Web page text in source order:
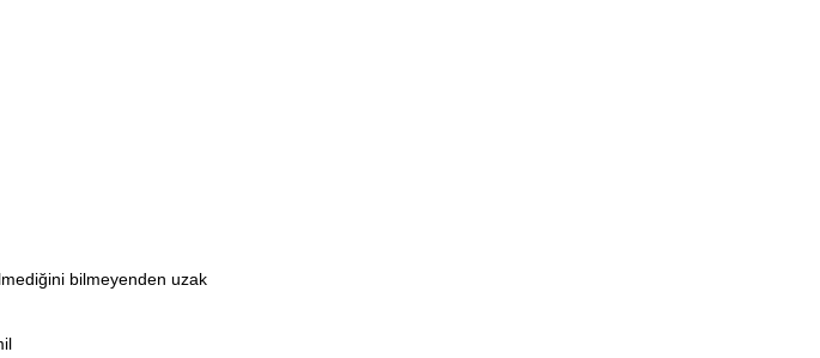
bilmeyenden uzak